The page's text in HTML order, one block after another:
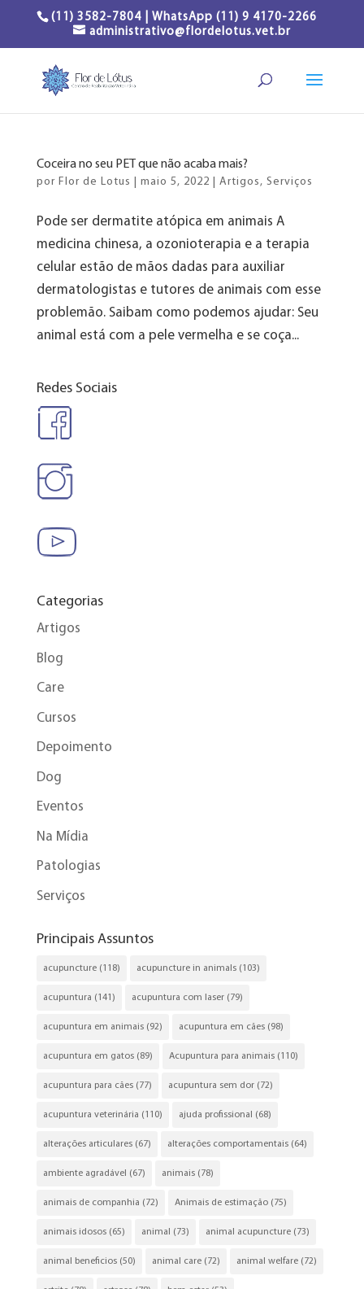
(11) 3582-7804 | WhatsApp (11) 9 4170-2266
administrativo@flordelotus.vet.br
Coceira no seu PET que não acaba mais?
por Flor de Lotus maio 5, 2022 Artigos, Serviços
Pode ser dermatite atópica em animais A
medicina chinesa, a ozonioterapia e a terapia
celular estão de mãos dadas para auxiliar
dermatologistas e tutores de animais com esse
problemão. Saibam como podemos ajudar: Seu
animal está com a pele vermelha e se coça...
Redes Sociais
Categorias
Artigos
Blog
Care
Cursos
Depoimento
Dog
Eventos
Na Mídia
Patologias
Serviços
Principais Assuntos
acupuncture(118) acupuncture in animals(103)
acupuntura (141) acupuntura com laser(79)
acupuntura em animais(92) acupuntura em cães(98)
acupuntura em gatos(89) Acupuntura para animais(110)
acupuntura para cães(77) acupuntura sem dor(72)
acupuntura veterinária (110) ajuda profissional (68)
alterações articulares(67) alterações comportamentais(64)
ambiente agradável (67) animais(78)
animais de companhia (72) Animais de estimação(75)
animais idosos(65) animal (73) animal acupuncture(73)
animal beneficios(50) animal care(72) animal welfare(72)